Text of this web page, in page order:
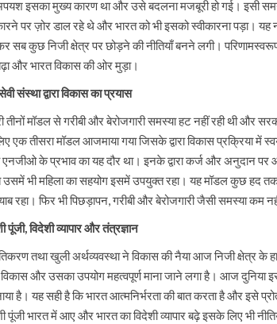
इसका मुख्य कारण था और उसे बदलना मजबूरी हो गई। इसी
पर ज़ोर डाल रहे थे और भारत को भी इसको स्वीकारना पड़ा।
सब कुछ निजी क्षेत्र पर छोड़ने की नीतियाँ बनने लगी।
और भारत विकास की ओर मुड़ा।
संस्था द्वारा विकास का प्रयास
तीनों मॉडल से गरीबी और बेरोजगारी समस्या हट नहीं रही थी और
एक तीसरा मॉडल आजमाया गया जिसके द्वारा विकास प्रक्रिया में
के प्रभाव का यह दौर था। इनके द्वारा कर्ज और अनुदान पर
उसमें भी महिला का सहयोग इसमें उपयुक्त रहा। यह मॉडल कुछ हद
रहा। फिर भी पिछड़ापन, गरीबी और बेरोजगारी जैसी समस्या कम
पूंजी, विदेशी व्यापार और तंत्रज्ञान
तथा खुली अर्थव्यवस्था ने विकास की नैया आज निजी क्षेत्र के
विकास और उसका उपयोग महत्वपूर्ण माना जाने लगा है। आज दुनिया
है। यह सही है कि भारत आत्मनिर्भरता की बात करता है और इसे
पूंजी भारत में आए और भारत का विदेशी व्यापार बढ़े इसके लिए भी